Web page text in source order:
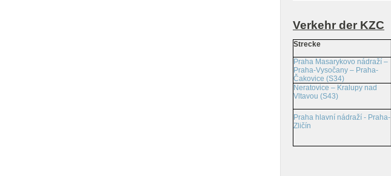
Verkehr der KZC
Strecke
Praha Masarykovo nádraží –
Praha-Vysočany – Praha-
Čakovice (S34)
Neratovice – Kralupy nad
Vltavou (S43)
Praha hlavní nádraží - Praha-
Zličín